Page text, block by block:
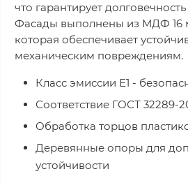
что гарантирует
Фасады выполнены из МДФ 16
которая обеспечивает
механическим повреждениям.
Класс эмиссии Е1 -
Соответствие ГОСТ 32289-
Обработка торцов
Деревянные опоры для
устойчивости